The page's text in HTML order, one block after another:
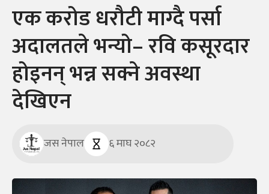
एक करोड धरौटी माग्दै पर्सा
अदालतले भन्यो– रवि कसूरदार
होइनन् भन्न सक्ने अवस्था
देखिएन
जस नेपाल ६ माघ २०८२